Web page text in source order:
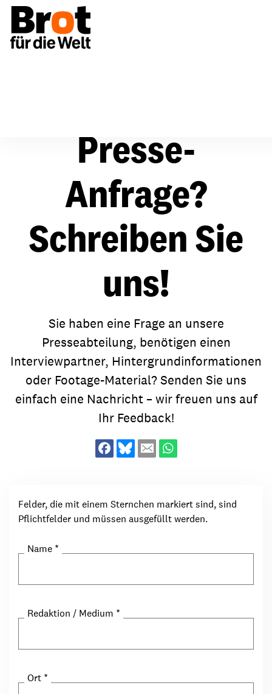
Presse-
Anfrage?
Schreiben Sie
uns!
Sie haben eine Frage an unsere
Presseabteilung, benötigen einen
Interviewpartner, Hintergrundinformationen
oder Footage-Material? Senden Sie uns
einfach eine Nachricht – wir freuen uns auf
Ihr Feedback!
Felder, die mit einem Sternchen markiert sind, sind
Pflichtfelder und müssen ausgefüllt werden.
Name *
Redaktion / Medium *
Ort *